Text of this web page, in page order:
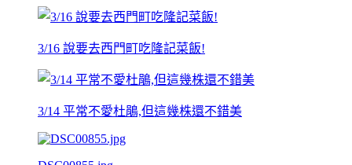
3/16 說要去西門町吃隆記菜飯!
3/14 平常不愛杜鵑,但這幾株還不錯美